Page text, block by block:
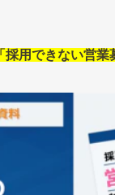
用できない営